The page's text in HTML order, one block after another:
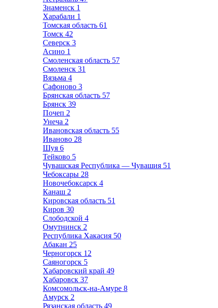
Знаменск 1
Харабали 1
Томская область 61
Томск 42
Северск 3
Асино 1
Смоленская область 57
Смоленск 31
Вязьма 4
Сафоново 3
Брянская область 57
Брянск 39
Почеп 2
Унеча 2
Ивановская область 55
Иваново 28
Шуя 6
Тейково 5
Чувашская Республика — Чувашия 51
Чебоксары 28
Новочебоксарск 4
Канаш 2
Кировская область 51
Киров 30
Слободской 4
Омутнинск 2
Республика Хакасия 50
Абакан 25
Черногорск 12
Саяногорск 5
Хабаровский край 49
Хабаровск 37
Комсомольск-на-Амуре 8
Амурск 2
Рязанская область 49